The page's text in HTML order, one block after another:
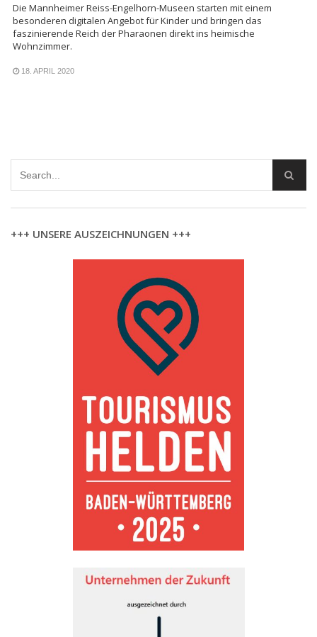
Die Mannheimer Reiss-Engelhorn-Museen starten mit einem
besonderen digitalen Angebot für Kinder und bringen das
faszinierende Reich der Pharaonen direkt ins heimische
Wohnzimmer.
18. APRIL 2020
+++ UNSERE AUSZEICHNUNGEN +++